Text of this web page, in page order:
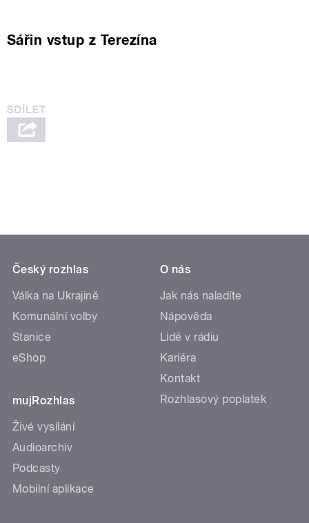
Sářin vstup z Terezína
živý vstup v životě
Český rozhlas
Válka na Ukrajině
Komunální volby
Stanice
eShop
mujRozhlas
Živé vysílání
Audioarchiv
Podcasty
Mobilní aplikace
O nás
Jak nás naladíte
Nápověda
Lidé v rádiu
Kariéra
Kontakt
Rozhlasový poplatek